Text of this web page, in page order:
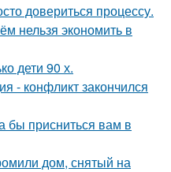
довериться процессу.
нельзя экономить в
дети 90 х.
- конфликт закончился
бы присниться вам в
дом, снятый на